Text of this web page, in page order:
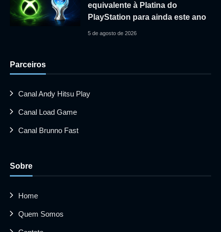
equivalente à Platina do
PlayStation para ainda este ano
5 de agosto de 2026
Parceiros
Canal Andy Hitsu Play
Canal Load Game
Canal Brunno Fast
Sobre
Home
Quem Somos